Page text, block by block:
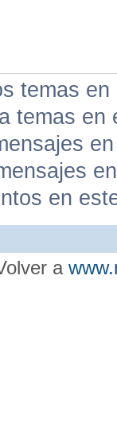
temas
temas en
en
a